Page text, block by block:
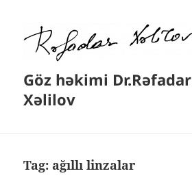
Göz həkimi Dr.Rəfadar
Xəlilov
Tag: ağıllı linzalar